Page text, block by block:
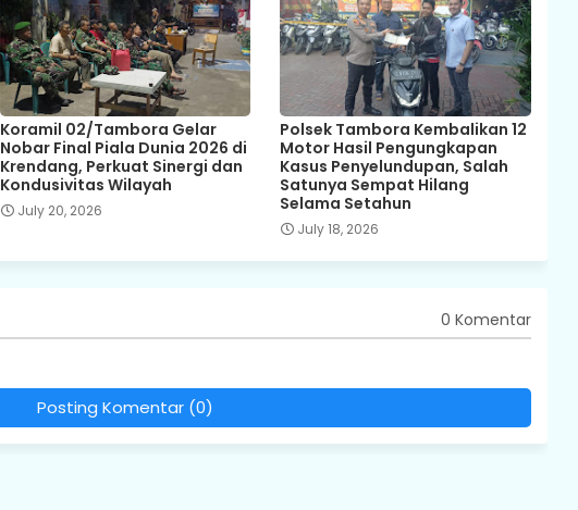
Koramil 02/Tambora Gelar
Nobar Final Piala Dunia 2026 di
Krendang, Perkuat Sinergi dan
Kondusivitas Wilayah
July 20, 2026
Polsek Tambora Kembalikan 12
Motor Hasil Pengungkapan
Kasus Penyelundupan, Salah
Satunya Sempat Hilang
Selama Setahun
July 18, 2026
0 Komentar
Posting Komentar (0)